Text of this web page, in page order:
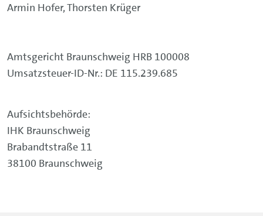
Armin Hofer, Thorsten Krüger
Amtsgericht Braunschweig HRB 100008
Umsatzsteuer-ID-Nr.: DE 115.239.685
Aufsichtsbehörde:
IHK Braunschweig
Brabandtstraße 11
38100 Braunschweig